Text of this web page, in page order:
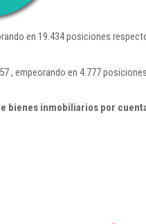
en 19.434 posiciones
, empeorando en 4.777 posiciones
bienes inmobiliarios por